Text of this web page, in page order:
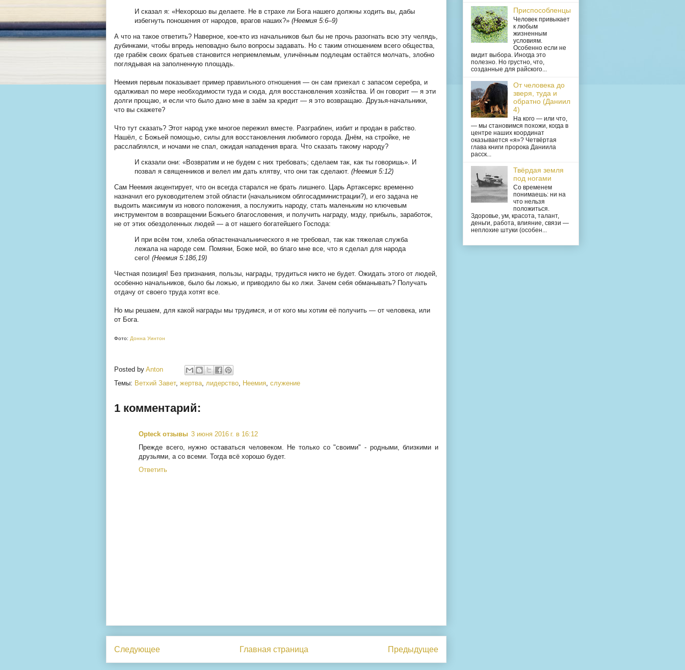
И сказал я: «Нехорошо вы делаете. Не в страхе ли Бога нашего должны ходить вы, дабы
избегнуть поношения от народов, врагов наших?» (Неемия 5:6–9)
А что на такое ответить? Наверное, кое-кто из начальников был бы не прочь разогнать всю эту челядь,
дубинками, чтобы впредь неповадно было вопросы задавать. Но с таким отношением всего общества,
где грабёж своих братьев становится неприемлемым, уличённым подлецам остаётся молчать, злобно
поглядывая на заполненную площадь.
Неемия первым показывает пример правильного отношения — он сам приехал с запасом серебра, и
одалживал по мере необходимости туда и сюда, для восстановления хозяйства. И он говорит — я эти
долги прощаю, и если что было дано мне в заём за кредит — я это возвращаю. Друзья-начальники,
что вы скажете?
Что тут сказать? Этот народ уже многое пережил вместе. Разграблен, избит и продан в рабство.
Нашёл, с Божьей помощью, силы для восстановления любимого города. Днём, на стройке, не
расслаблялся, и ночами не спал, ожидая нападения врага. Что сказать такому народу?
И сказали они: «Возвратим и не будем с них требовать; сделаем так, как ты говоришь». И
позвал я священников и велел им дать клятву, что они так сделают. (Неемия 5:12)
Сам Неемия акцентирует, что он всегда старался не брать лишнего. Царь Артаксеркс временно
назначил его руководителем этой области (начальником облгосадминистрации?), и его задача не
выдоить максимум из нового положения, а послужить народу, стать маленьким но ключевым
инструментом в возвращении Божьего благословения, и получить награду, мзду, прибыль, заработок,
не от этих обездоленных людей — а от нашего богатейшего Господа:
И при всём том, хлеба областеначальнического я не требовал, так как тяжелая служба
лежала на народе сем. Помяни, Боже мой, во благо мне все, что я сделал для народа
сего! (Неемия 5:18б,19)
Честная позиция! Без признания, пользы, награды, трудиться никто не будет. Ожидать этого от людей,
особенно начальников, было бы ложью, и приводило бы ко лжи. Зачем себя обманывать? Получать
отдачу от своего труда хотят все.
Но мы решаем, для какой награды мы трудимся, и от кого мы хотим её получить — от человека, или
от Бога.
Фото: Донна Уинтон
Posted by Anton
Темы: Ветхий Завет, жертва, лидерство, Неемия, служение
1 комментарий:
Opteck отзывы 3 июня 2016 г. в 16:12
Прежде всего, нужно оставаться человеком. Не только со "своими" - родными, близкими и
друзьями, а со всеми. Тогда всё хорошо будет.
Ответить
Следующее Предыдущее
Главная страница
Приспособленцы
Человек привыкает
к любым
жизненным
условиям.
Особенно если не
видит выбора. Иногда это
полезно. Но грустно, что,
созданные для райского...
От человека до
зверя, туда и
обратно (Даниил
4)
На кого — или что,
— мы становимся похожи, когда в
центре наших координат
оказывается «я»? Четвёртая
глава книги пророка Даниила
расск...
Твёрдая земля
под ногами
Со временем
понимаешь: ни на
что нельзя
положиться.
Здоровье, ум, красота, талант,
деньги, работа, влияние, связи —
неплохие штуки (особен...